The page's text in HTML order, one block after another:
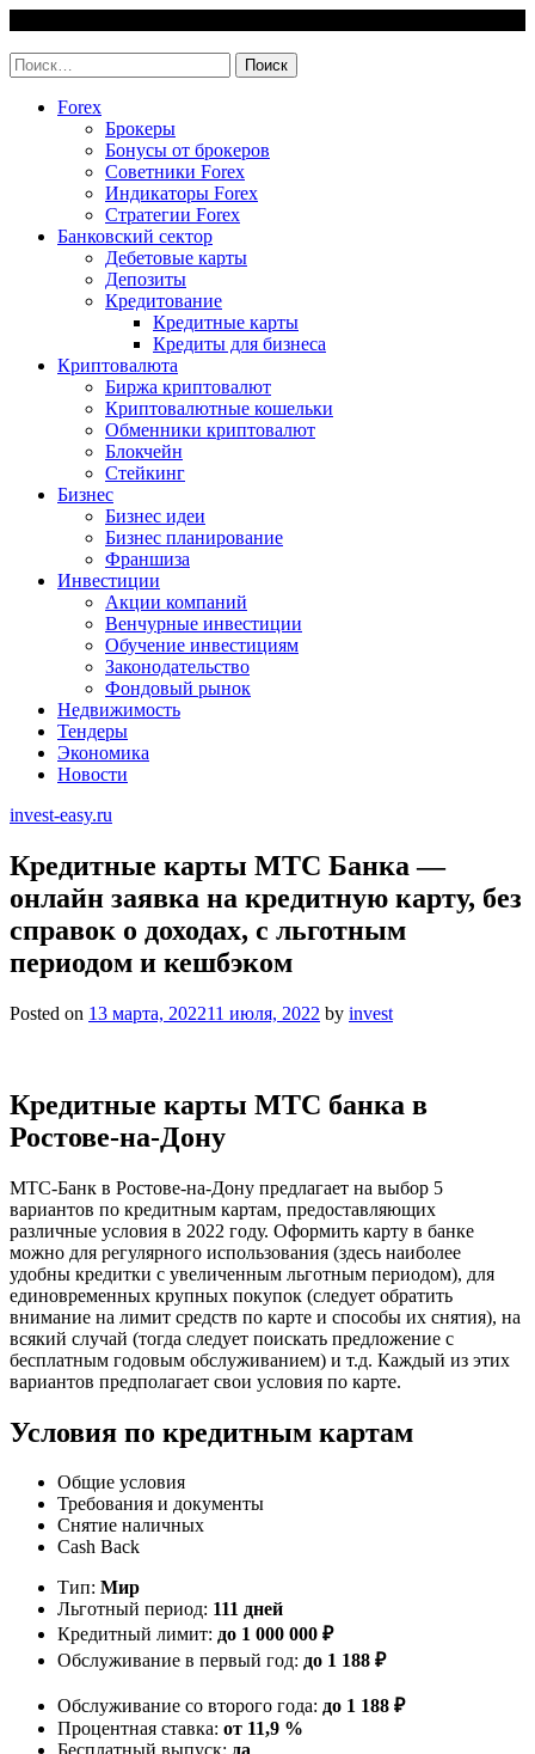
content
Найти:
Forex
Брокеры
Бонусы от брокеров
Советники Forex
Индикаторы Forex
Стратегии Forex
Банковский сектор
Дебетовые карты
Депозиты
Кредитование
Кредитные карты
Кредиты для бизнеса
Криптовалюта
Биржа криптовалют
Криптовалютные кошельки
Обменники криптовалют
Блокчейн
Стейкинг
Бизнес
Бизнес идеи
Бизнес планирование
Франшиза
Инвестиции
Акции компаний
Венчурные инвестиции
Обучение инвестициям
Законодательство
Фондовый рынок
Недвижимость
Тендеры
Экономика
Новости
invest-easy.ru
Кредитные карты МТС Банка —
онлайн заявка на кредитную карту, без
справок о доходах, c льготным
периодом и кешбэком
Posted on 13 марта, 202211 июля, 2022 by invest
Кредитные карты МТС банка в
Ростове-на-Дону
МТС-Банк в Ростове-на-Дону предлагает на выбор 5
вариантов по кредитным картам, предоставляющих
различные условия в 2022 году. Оформить карту в банке
можно для регулярного использования (здесь наиболее
удобны кредитки с увеличенным льготным периодом), для
единовременных крупных покупок (следует обратить
внимание на лимит средств по карте и способы их снятия), на
всякий случай (тогда следует поискать предложение с
бесплатным годовым обслуживанием) и т.д. Каждый из этих
вариантов предполагает свои условия по карте.
Условия по кредитным картам
Общие условия
Требования и документы
Снятие наличных
Cash Back
Тип: Мир
Льготный период: 111 дней
Кредитный лимит: до 1 000 000 ₽
Обслуживание в первый год: до 1 188 ₽
Обслуживание со второго года: до 1 188 ₽
Процентная ставка: от 11,9 %